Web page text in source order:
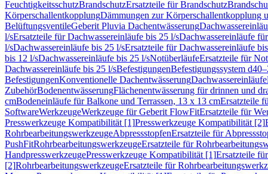
FeuchtigkeitsschutzBrandschutzErsatzteile für Brandschutz
KörperschallentkopplungDämmungen zur Körperschallentkopplung
BelüftungsventileGeberit Pluvia Dachentwässerung
l/sErsatzteile für Dachwassereinläufe bis 25 l/sDachwassereinläufe
l/sDachwassereinläufe bis 25 l/sErsatzteile für Dachwassereinläufe
bis 12 l/sDachwassereinläufe bis 25 l/sNotüberläufeErsatzteile für
Dachwassereinläufe bis 25 l/sBefestigungenBefestigungssystem
BefestigungenKonventionelle DachentwässerungDachwassereinläufe
ZubehörBodenentwässerungFlächenentwässerung für drinnen und
cmBodeneinläufe für Balkone und Terrassen, 13 x 13 cmErsatzteile
SoftwareWerkzeugeWerkzeuge für Geberit FlowFitErsatzteile für
Presswerkzeuge Kompatibilität [1]Presswerkzeuge Kompatibilität [2]
RohrbearbeitungswerkzeugeAbpressstopfenErsatzteile für
PushFitRohrbearbeitungswerkzeugeErsatzteile für
HandpresswerkzeugePresswerkzeuge Kompatibilität [1]Ersatzteile
[2]RohrbearbeitungswerkzeugeErsatzteile für